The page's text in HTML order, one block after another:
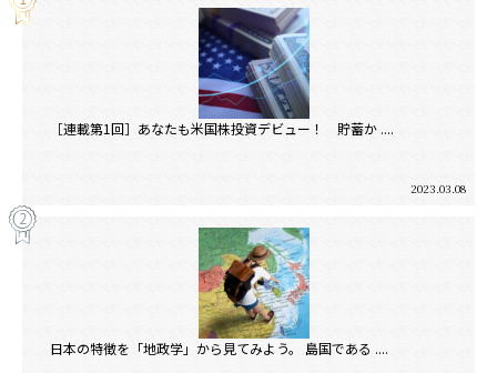
［連載第1回］あなたも米国株投資デビュー！ 貯蓄か ....
2023.03.08
日本の特徴を「地政学」から見てみよう。 島国である ....